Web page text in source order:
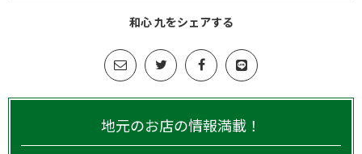
和心 九をシェアする
地元のお店の情報満載！